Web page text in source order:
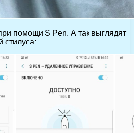
помощи S Pen. А так выглядят
стилуса: